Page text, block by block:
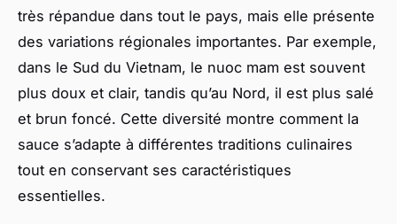
très répandue dans tout le pays, mais elle présente
des variations régionales importantes. Par exemple,
dans le Sud du Vietnam, le nuoc mam est souvent
plus doux et clair, tandis qu’au Nord, il est plus salé
et brun foncé. Cette diversité montre comment la
sauce s’adapte à différentes traditions culinaires
tout en conservant ses caractéristiques
essentielles.